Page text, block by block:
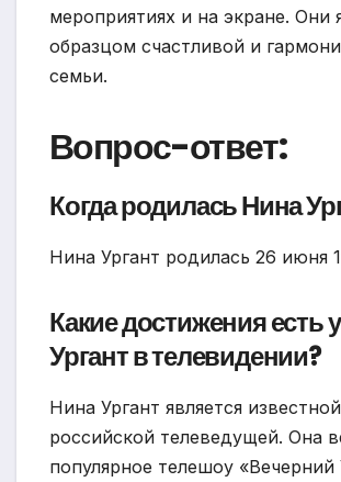
мероприятиях и на экране. Они
образцом счастливой и
семьи.
Вопрос-ответ:
Когда родилась Нина
Нина Ургант родилась 26 июня
Какие достижения есть
Ургант в телевидении?
Нина Ургант является известной
российской телеведущей. Она
популярное телешоу «Вечерний